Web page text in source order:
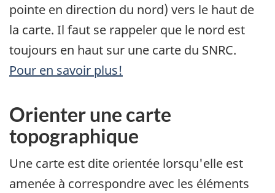
pointe en direction du nord) vers le haut de
la carte. Il faut se rappeler que le nord est
toujours en haut sur une carte du SNRC.
Pour en savoir plus!
Orienter une carte
topographique
Une carte est dite orientée lorsqu'elle est
amenée à correspondre avec les éléments